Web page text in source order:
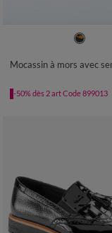
38 39
-50% dès 2 art Code 899013